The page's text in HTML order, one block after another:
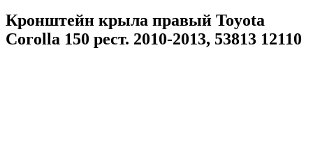
Кронштейн крыла правый Toyota
Corolla 150 рест. 2010-2013, 53813 12110